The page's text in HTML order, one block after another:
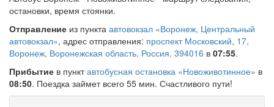
остановки, время стоянки.
Отправление из пункта автовокзал «Воронеж, Центральный
автовокзал», адрес отправления: проспект Московский, 17,
Воронеж, Воронежская область, Россия, 394016 в 07:55.
Прибытие в пунктавтобусная остановка «Новоживотинное» в
08:50. Поездка займет всего 55 мин. Счастливого пути!